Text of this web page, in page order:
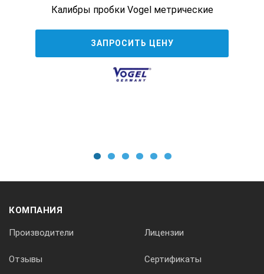
3707700015
3707700020
Калибры пробки Vogel метрические
ЗАПРОСИТЬ ЦЕНУ
КОМПАНИЯ
Производители Лицензии
Отзывы Сертификаты